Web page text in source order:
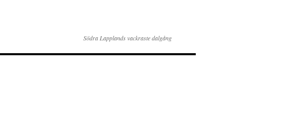
Södra Lapplands vackraste dalgång